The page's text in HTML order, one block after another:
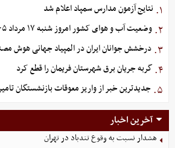
۱. نتایج آزمون مدارس سمپاد اعلام شد
۲. وضعیت آب و هوای کشور امروز شنبه ۱۷ مرداد ۱۴۰۵
۳. درخشش جوانان ایران در المپیاد جهانی هوش
۴. گربه جریان برق شهرستان فریمان را قطع کرد
۵. جدیدترین خبر از واریز معوقات بازنشستگان
آخرین اخبار
هشدار نسبت به وقوع تندباد در تهران